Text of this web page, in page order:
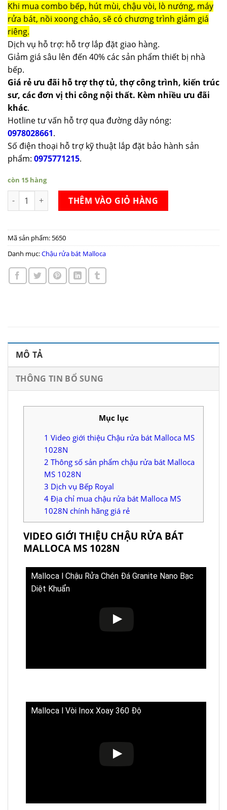
Khi mua combo bếp, hút mùi, chậu vòi, lò nướng, máy
rửa bát, nồi xoong chảo, sẽ có chương trình giảm giá
riêng.
Dịch vụ hỗ trợ: hỗ trợ lắp đặt giao hàng.
Giảm giá sâu lên đến 40% các sản phẩm thiết bị nhà
bếp.
Giá rẻ ưu đãi hỗ trợ thợ tủ, thợ công trình, kiến trúc
sư, các đơn vị thi công nội thất. Kèm nhiều ưu đãi
khác.
Hotline tư vấn hỗ trợ qua đường dây nóng:
0978028661.
Số điện thoại hỗ trợ kỹ thuật lắp đặt bảo hành sản
phẩm: 0975771215.
còn 15 hàng
Chậu rửa bát Malloca MS 1028N số lượng
THÊM VÀO GIỎ HÀNG
Mã sản phẩm: 5650
Danh mục:Chậu rửa bát Malloca
MÔ TẢ
THÔNG TIN BỔ SUNG
Mục lục
1 Video giới thiệu Chậu rửa bát Malloca MS
1028N
2 Thông số sản phẩm chậu rửa bát Malloca
MS 1028N
3 Dịch vụ Bếp Royal
4 Địa chỉ mua chậu rửa bát Malloca MS
1028N chính hãng giá rẻ
VIDEO GIỚI THIỆU CHẬU RỬA BÁT
MALLOCA MS 1028N
Malloca l Chậu Rửa Chén Đá Granite Nano Bạc
Diệt Khuẩn
Malloca l Vòi Inox Xoay 360 Độ